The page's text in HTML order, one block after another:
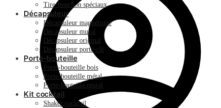
Tire-bouchon spéciaux
Décapsuleur
Décapsuleur magnétique
Décapsuleur mural
Décapsuleur original
Décapsuleur porte-clé
Porte-bouteille
Porte-bouteille bois
Porte-bouteille métal
Porte-bouteille mural
Kit cocktail
Shaker cocktail